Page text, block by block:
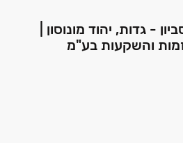
- גדות, יהוד מונוסון |
והשקעות בע"מ